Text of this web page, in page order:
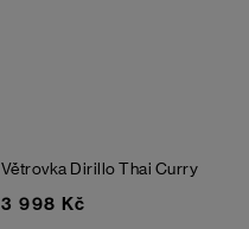
Větrovka DirilloThai Curry
3 998 Kč